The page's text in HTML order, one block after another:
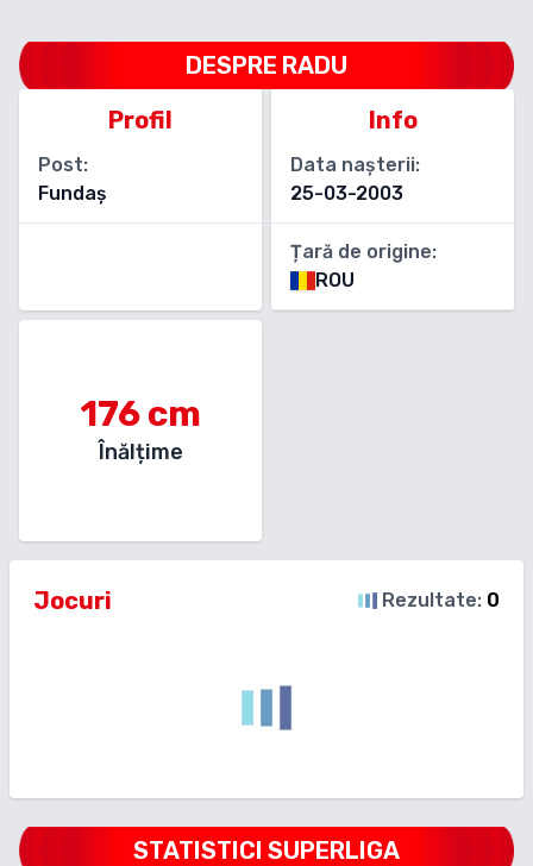
DESPRE RADU
Profil
Post:
Fundaș
Info
Data nașterii:
25-03-2003
Țară de origine:
ROU
176cm
Înălțime
Jocuri Rezultate: 0
STATISTICI SUPERLIGA